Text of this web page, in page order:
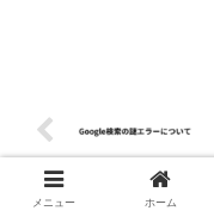
メニュー ホーム